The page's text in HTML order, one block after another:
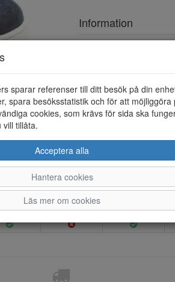
Information
Löstagbar innersula
41 42 43
sparar referenser till ditt besök på din
spara besöksstatistik och för att möjliggöra
cookies, som krävs för sida ska
vill tillåta.
Acceptera alla
Hantera cookies
Läs mer om cookies